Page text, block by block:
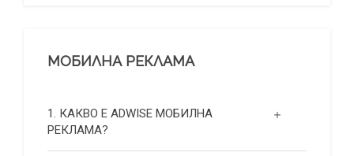
МОБИЛНА РЕКЛАМА
1. КАКВО Е ADWISE МОБИЛНА
РЕКЛАМА?